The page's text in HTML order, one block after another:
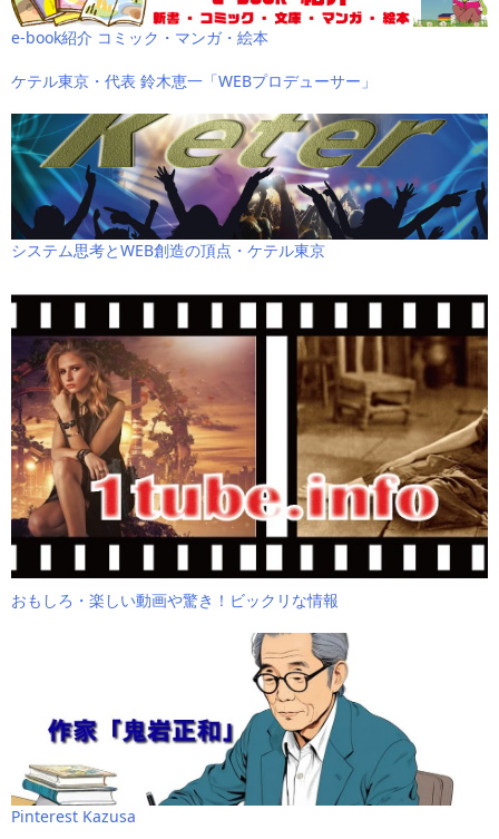
e-book紹介 コミック・マンガ・絵本
ケテル東京・代表 鈴木恵一「WEBプロデューサー」
システム思考とWEB創造の頂点・ケテル東京
おもしろ・楽しい動画や驚き！ビックリな情報
Pinterest Kazusa